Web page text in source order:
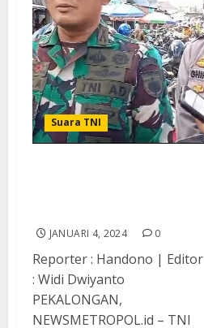
Suara TNI
JANUARI 4, 2024 0
Reporter : Handono | Editor
: Widi Dwiyanto
PEKALONGAN,
NEWSMETROPOL.id – TNI